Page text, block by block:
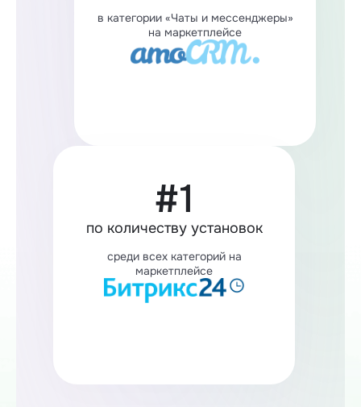
в категории «Чаты и мессенджеры»
на маркетплейсе
#1
по количеству установок
среди всех категорий на
маркетплейсе